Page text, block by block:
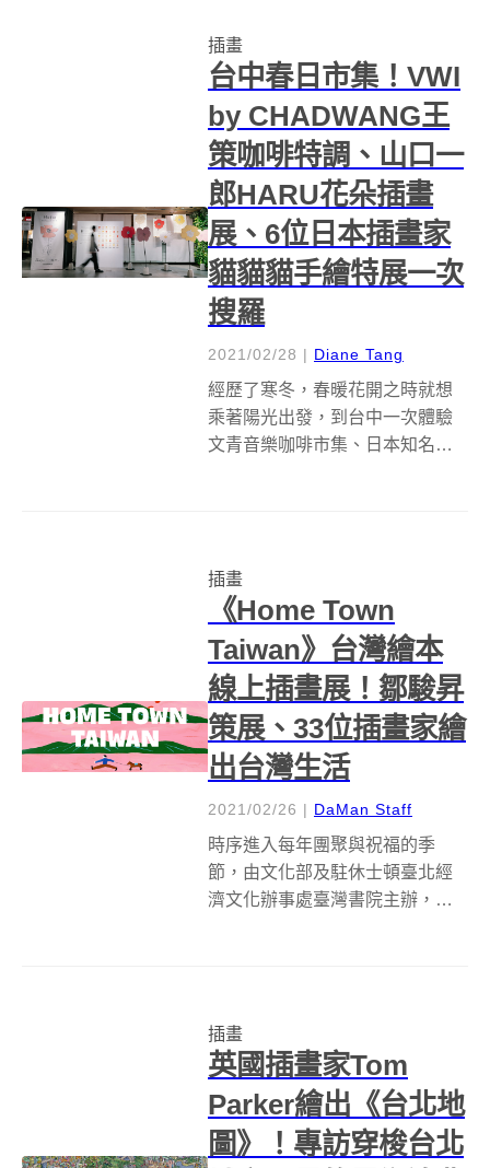
海城的合...
插畫
台中春日市集！VWI
by CHADWANG王
策咖啡特調、山口一
郎HARU花朵插畫
展、6位日本插畫家
貓貓貓手繪特展一次
搜羅
2021/02/28 | Diane Tang
經歷了寒冬，春暖花開之時就想
乘著陽光出發，到台中一次體驗
文青音樂咖啡市集、日本知名插
舉辦了一系列的主題活動，散發
出清新的春日氣...
插畫
《Home Town
Taiwan》台灣繪本
線上插畫展！鄒駿昇
策展、33位插畫家繪
出台灣生活
2021/02/26 | DaMan Staff
時序進入每年團聚與祝福的季
節，由文化部及駐休士頓臺北經
濟文化辦事處臺灣書院主辦，由
發，探討「家」的定義與意義。
同時...
插畫
英國插畫家Tom
Parker繪出《台北地
圖》！專訪穿梭台北